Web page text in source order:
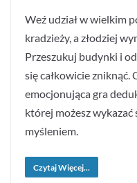
Weź udział w wielkim
kradzieży, a złodziej
Przeszukuj budynki i
się całkowicie zniknąć.
emocjonująca gra
której możesz
myśleniem.
Czytaj Więcej...